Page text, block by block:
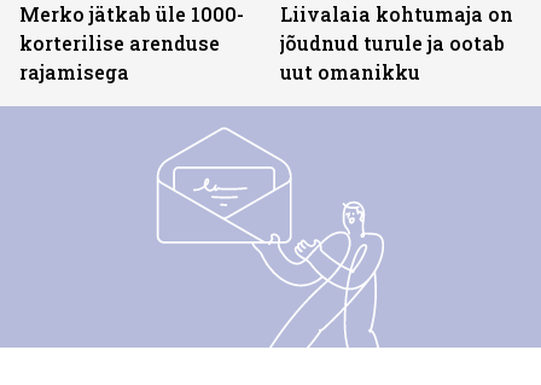
Merko jätkab üle 1000-
korterilise arenduse
rajamisega
Liivalaia kohtumaja on
jõudnud turule ja ootab
uut omanikku